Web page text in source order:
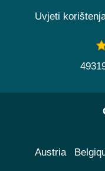
Uvjeti
Austria